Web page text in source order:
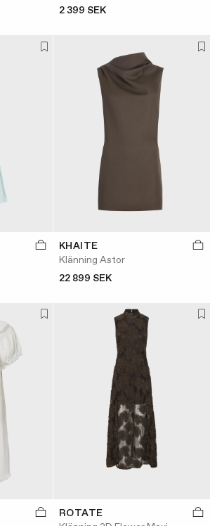
2 399 SEK
KHAITE
Klänning Astor
22 899 SEK
ROTATE